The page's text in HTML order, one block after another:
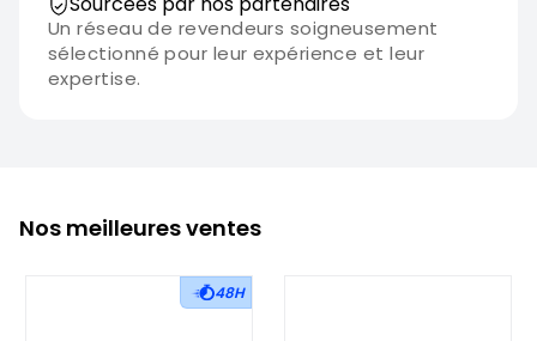
Un réseau de revendeurs soigneusement
sélectionné pour leur expérience et leur
expertise.
Nos meilleures ventes
48H